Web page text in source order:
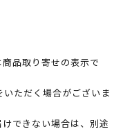
品取り寄せの表示で
ただく場合がございま
できない場合は、別途